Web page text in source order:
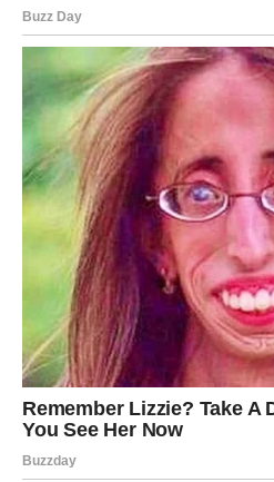
ljubav bez igara, bez laži i bez
Posao i novac –
naplatu
Jarčevi u narednom periodu
poslovni pomak
. Vaš trud,
dolaze do izražaja. Moguće je
novi projekat ili finansijski
sigurnosti i stabilnosti.
Novac prestaje da bude stalna
ste vredeli svakog uloženog
kojem Jarac konačno može da
se opusti i da uživa u